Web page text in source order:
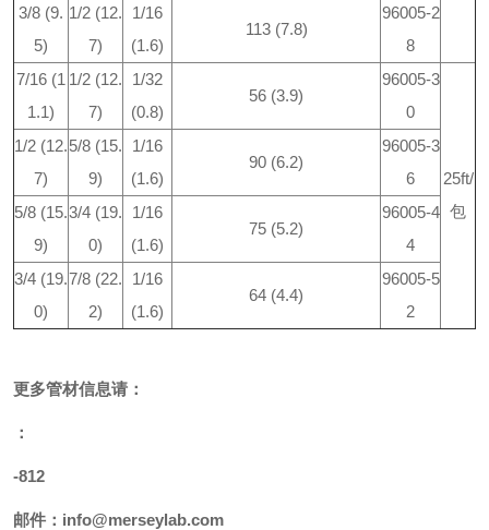
3/8 (9.
5)
1/2 (12.
7)
1/16
(1.6)
113 (7.8)
96005-2
8
7/16 (1
1.1)
1/2 (12.
7)
1/32
(0.8)
56 (3.9)
96005-3
0
25ft/
包
1/2 (12.
7)
5/8 (15.
9)
1/16
(1.6)
90 (6.2)
96005-3
6
5/8 (15.
9)
3/4 (19.
0)
1/16
(1.6)
75 (5.2)
96005-4
4
3/4 (19.
0)
7/8 (22.
2)
1/16
(1.6)
64 (4.4)
96005-5
2
更多管材信息请：
：
-812
邮件： info@merseylab.com